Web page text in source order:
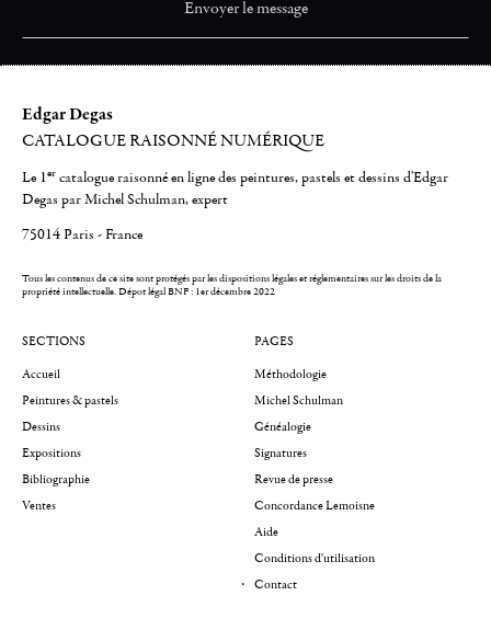
Edgar Degas
CATALOGUE RAISONNÉ NUMÉRIQUE
Le 1er catalogue raisonné en ligne des peintures, pastels et dessins d'Edgar
Degas par Michel Schulman, expert
75014 Paris - France
Tous les contenus de ce site sont protégés par les dispositions légales et réglementaires sur les droits de la
propriété intellectuelle.Dépot légal BNF : 1er décembre 2022
SECTIONS
Accueil
Peintures & pastels
Dessins
Expositions
Bibliographie
Ventes
PAGES
Méthodologie
Michel Schulman
Généalogie
Signatures
Revue de presse
Concordance Lemoisne
Aide
Conditions d'utilisation
Contact